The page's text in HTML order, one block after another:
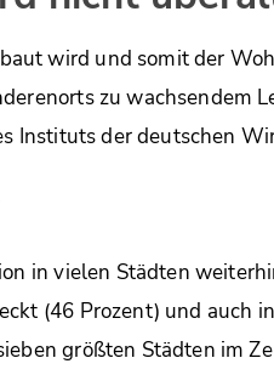
wird und somit der
zu wachsendem
Instituts der deutschen
in vielen Städten
(46 Prozent) und auch
größten Städten im